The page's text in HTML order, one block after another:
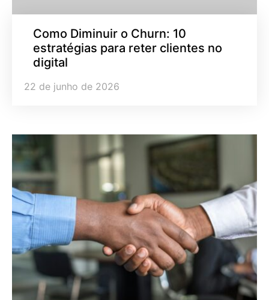
Como Diminuir o Churn: 10
estratégias para reter clientes no
digital
22 de junho de 2026